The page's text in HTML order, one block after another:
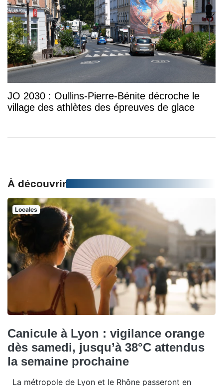
JO 2030 : Oullins-Pierre-Bénite décroche le
village des athlètes des épreuves de glace
À découvrir
Locales
Canicule à Lyon : vigilance orange
dès samedi, jusqu’à 38°C attendus
la semaine prochaine
La métropole de Lyon et le Rhône passeront en